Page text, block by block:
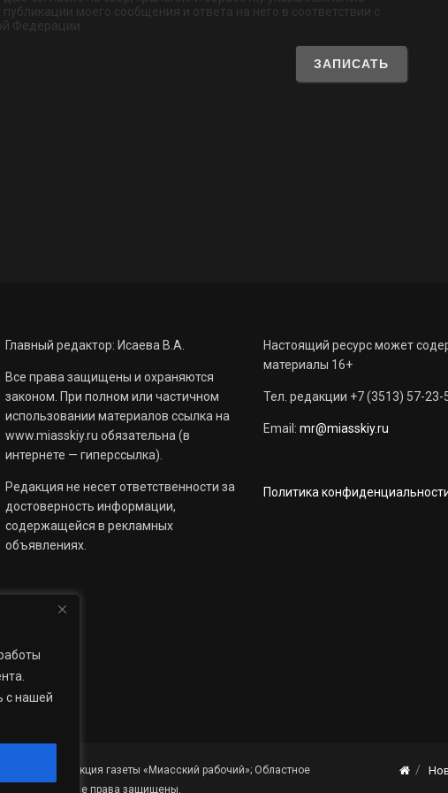
с нашей
моего сообщения и ответа на него в соответствии с
Федерации.
Главный редактор: Исаева В.А.
Все права защищены и охраняются
законом. При полном или частичном
использовании материалов ссылка на
www.miasskiy.ru обязательна (в
интернете — гиперссылка).
Редакция не несет ответственности за
достоверность информации,
содержащейся в рекламных
объявлениях.
Настоящий ресурс может
материалы 16+
Тел. редакции +7 (3513) 57-23-
Email: mr@miasskiy.ru
Политика
«Редакция газеты «Миасский рабочий»; Областное
«Губерния». Все права защищены.